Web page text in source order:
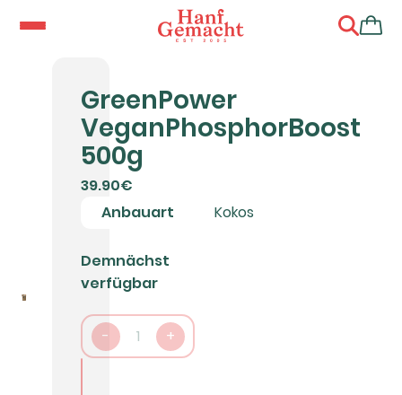
GreenPower
VeganPhosphorBoost
500g
39.90€
Anbauart
Kokos
Demnächst
verfügbar
- 1 +